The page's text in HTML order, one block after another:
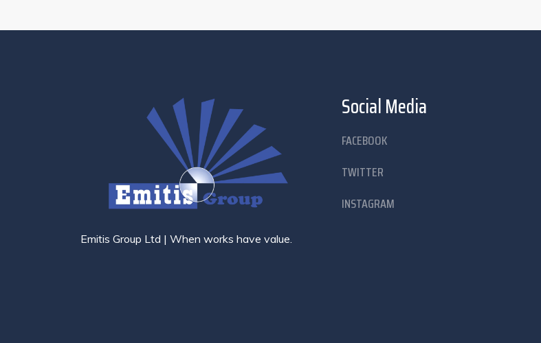
Emitis Group Ltd | When works have value.
Social Media
FACEBOOK
TWITTER
INSTAGRAM